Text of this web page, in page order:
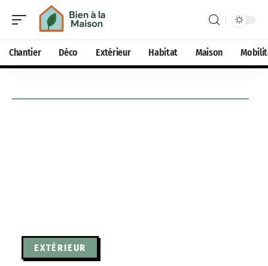
Chantier Déco Extérieur Habitat Maison
EXTÉRIEUR